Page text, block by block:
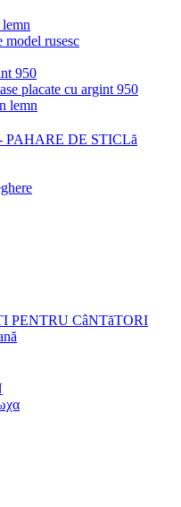
model rusesc
950
placate cu argint 950
lemn
DE STICLă
PENTRU CâNTăTORI